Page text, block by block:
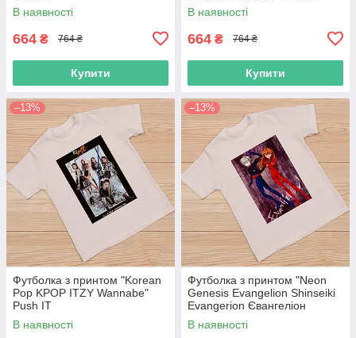
В наявності
664 ₴ 764 ₴
Купити
В наявності
664 ₴ 764 ₴
Купити
–13%
Футболка з принтом "Korean
Pop KPOP ITZY Wannabe"
Push IT
В наявності
–13%
Футболка з принтом "Neon
Genesis Evangelion Shinseiki
Evangerion Євангеліон
нового покоління NGE, EVA"
Push IT
В наявності